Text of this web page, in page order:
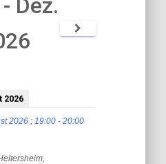
Dez.
2026
2026; 19:00- 20:00